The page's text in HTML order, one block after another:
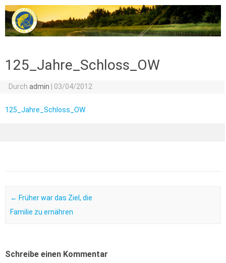
125_Jahre_Schloss_OW
Durch admin 03/04/2012
125_Jahre_Schloss_OW
Post navigation
← Früher war das Ziel, die
Familie zu ernähren
Schreibe einen Kommentar